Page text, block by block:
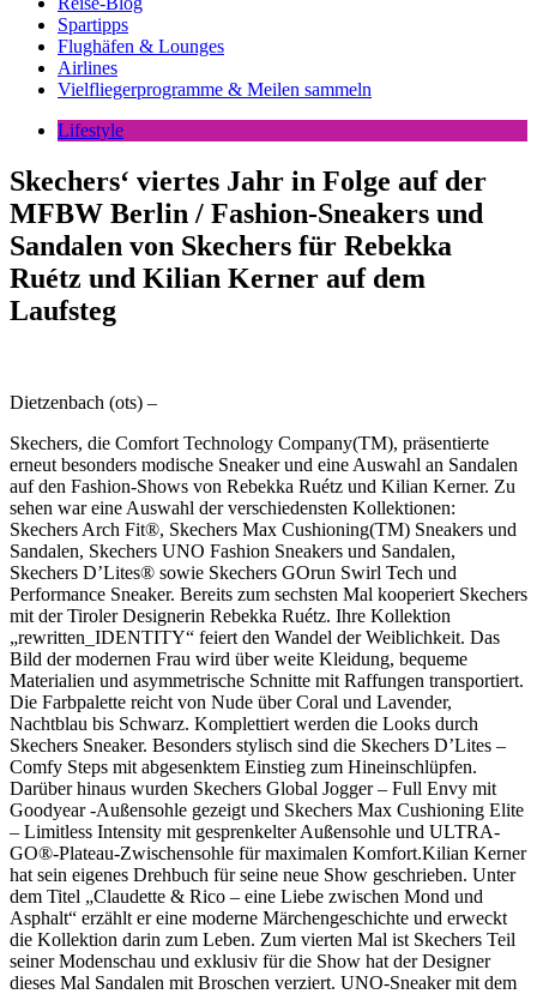
Spartipps
Flughäfen & Lounges
Airlines
Vielfliegerprogramme & Meilen sammeln
Lifestyle
Skechers‘ viertes Jahr in Folge auf der
MFBW Berlin / Fashion-Sneakers und
Sandalen von Skechers für Rebekka
Ruétz und Kilian Kerner auf dem
Laufsteg
Dietzenbach (ots) –
Skechers, die Comfort Technology Company(TM), präsentierte
erneut besonders modische Sneaker und eine Auswahl an Sandalen
auf den Fashion-Shows von Rebekka Ruétz und Kilian Kerner. Zu
sehen war eine Auswahl der verschiedensten Kollektionen:
Skechers Arch Fit®, Skechers Max Cushioning(TM) Sneakers und
Sandalen, Skechers UNO Fashion Sneakers und Sandalen,
Skechers D’Lites® sowie Skechers GOrun Swirl Tech und
Performance Sneaker. Bereits zum sechsten Mal kooperiert Skechers
mit der Tiroler Designerin Rebekka Ruétz. Ihre Kollektion
„rewritten_IDENTITY“ feiert den Wandel der Weiblichkeit. Das
Bild der modernen Frau wird über weite Kleidung, bequeme
Materialien und asymmetrische Schnitte mit Raffungen transportiert.
Die Farbpalette reicht von Nude über Coral und Lavender,
Nachtblau bis Schwarz. Komplettiert werden die Looks durch
Skechers Sneaker. Besonders stylisch sind die Skechers D’Lites –
Comfy Steps mit abgesenktem Einstieg zum Hineinschlüpfen.
Darüber hinaus wurden Skechers Global Jogger – Full Envy mit
Goodyear -Außensohle gezeigt und Skechers Max Cushioning Elite
– Limitless Intensity mit gesprenkelter Außensohle und ULTRA-
GO®-Plateau-Zwischensohle für maximalen Komfort.Kilian Kerner
hat sein eigenes Drehbuch für seine neue Show geschrieben. Unter
dem Titel „Claudette & Rico – eine Liebe zwischen Mond und
Asphalt“ erzählt er eine moderne Märchengeschichte und erweckt
die Kollektion darin zum Leben. Zum vierten Mal ist Skechers Teil
seiner Modenschau und exklusiv für die Show hat der Designer
dieses Mal Sandalen mit Broschen verziert. UNO-Sneaker mit dem